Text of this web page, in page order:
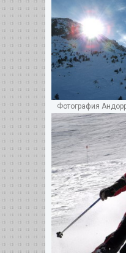
Фотография